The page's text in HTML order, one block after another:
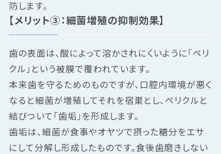
防します。
【メリット③：細菌増殖の抑制効果】
歯の表面は、酸によって溶かされにくいように「ペリ
クル」という被膜で覆われています。
本来歯を守るためのものですが、口腔内環境が悪く
なると細菌が増殖してそれを宿巣とし、ペリクルと
結びついて「歯垢」を形成します。
歯垢は、細菌が食事やオヤツで摂った糖分をエサ
にして分解し形成したものです。食後歯磨きしない